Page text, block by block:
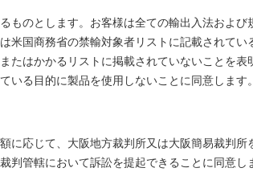
のとします。お客様は全ての輸出入法および
国商務省の禁輸対象者リストに記載されてい
はかかるリストに掲載されていないことを表
る目的に製品を使用しないことに同意します。
応じて、大阪地方裁判所又は大阪簡易裁判所
管轄において訴訟を提起できることに同意し